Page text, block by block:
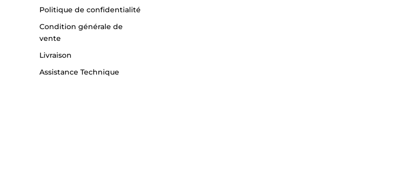
Politique de confidentialité
Condition générale de
vente
Livraison
Assistance Technique